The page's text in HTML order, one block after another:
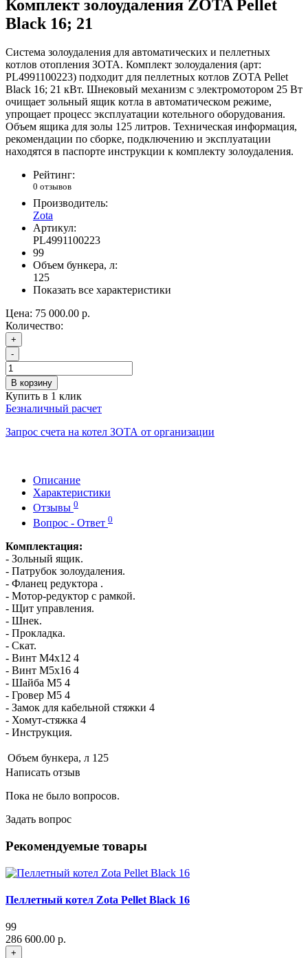
Комплект золоудаления ZOTA Pellet
Black 16; 21
Система золоудаления для автоматических и пеллетных
котлов отопления ЗОТА. Комплект золоудаления (арт:
PL4991100223) подходит для пеллетных котлов ZOTA Pellet
Black 16; 21 кВт. Шнековый механизм с электромотором 25 Вт
очищает зольный ящик котла в автоматическом режиме,
упрощает процесс эксплуатации котельного оборудования.
Объем ящика для золы 125 литров. Техническая информация,
рекомендации по сборке, подключению и эксплуатации
находятся в паспорте инструкции к комплекту золоудаления.
Рейтинг:
0 отзывов
Производитель:
Zota
Артикул:
PL4991100223
99
Объем бункера, л:
125
Показать все характеристики
Цена: 75 000.00 р.
Количество:
+
-
В корзину
Купить в 1 клик
Безналичный расчет
Запрос счета на котел ЗОТА от организации
Описание
Характеристики
Отзывы 0
Вопрос - Ответ 0
Комплектация:
- Зольный ящик.
- Патрубок золоудаления.
- Фланец редуктора .
- Мотор-редуктор с рамкой.
- Щит управления.
- Шнек.
- Прокладка.
- Скат.
- Винт М4х12 4
- Винт М5х16 4
- Шайба М5 4
- Гровер М5 4
- Замок для кабельной стяжки 4
- Хомут-стяжка 4
- Инструкция.
Объем бункера, л 125
Написать отзыв
Пока не было вопросов.
Задать вопрос
Рекомендуемые товары
Пеллетный котел Zota Pellet Black 16
99
286 600.00 р.
+